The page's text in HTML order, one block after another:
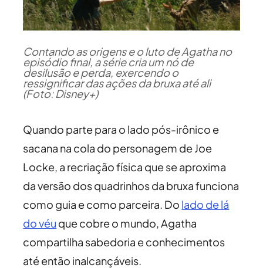
Contando as origens e o luto de Agatha no
episódio final, a série cria um nó de
desilusão e perda, exercendo o
ressignificar das ações da bruxa até ali
(Foto: Disney+)
Quando parte para o lado pós-irônico e
sacana na cola do personagem de Joe
Locke, a recriação física que se aproxima
da versão dos quadrinhos da bruxa funciona
como guia e como parceira. Do lado de lá
do véu que cobre o mundo, Agatha
compartilha sabedoria e conhecimentos
até então inalcançáveis.